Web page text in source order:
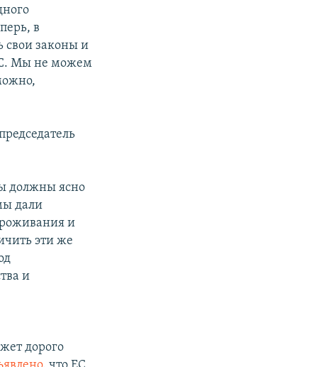
в
свои законы и
Мы не можем
должны ясно
дали
и
эти же
и
дорого